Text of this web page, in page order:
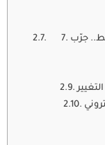
7. لا تقتصر على التسويق عبر البريد الإلكتروني فقط.. جرّب